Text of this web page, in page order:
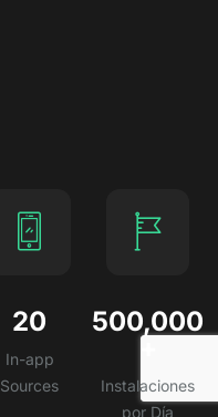
20
In-app
Sources
500,000
+
Instalaciones
por Día